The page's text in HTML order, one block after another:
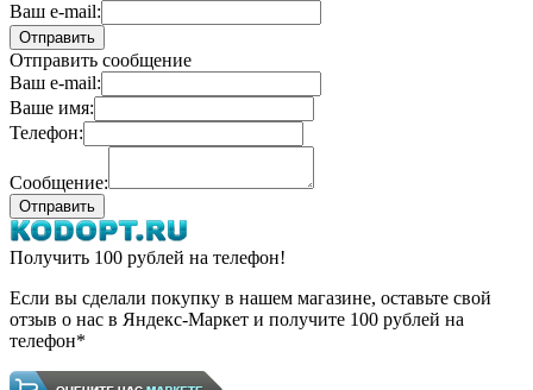
Ваш e-mail:
Отправить сообщение
Ваш e-mail:
Ваше имя:
Телефон:
Сообщение:
Получить 100 рублей на телефон!
Если вы сделали покупку в нашем магазине, оставьте свой
отзыв о нас в Яндекс-Маркет и получите 100 рублей на
телефон*